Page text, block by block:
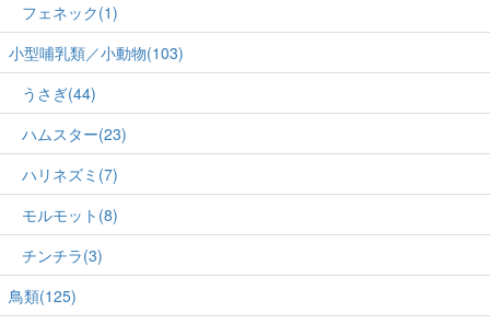
フェネック(1)
小型哺乳類／小動物(103)
うさぎ(44)
ハムスター(23)
ハリネズミ(7)
モルモット(8)
チンチラ(3)
鳥類(125)